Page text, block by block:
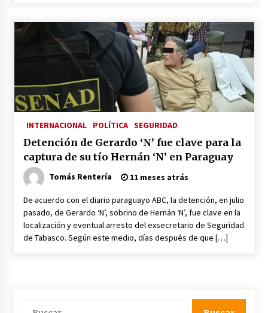
INTERNACIONAL POLÍTICA SEGURIDAD
Detención de Gerardo ‘N’ fue clave para la
captura de su tío Hernán ‘N’ en Paraguay
Tomás Rentería 11 meses atrás
De acuerdo con el diario paraguayo ABC, la detención, en julio
pasado, de Gerardo ‘N’, sobrino de Hernán ‘N’, fue clave en la
localización y eventual arresto del exsecretario de Seguridad
de Tabasco. Según este medio, días después de que […]